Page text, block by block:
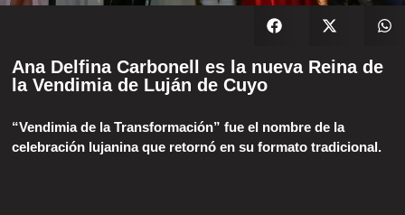
Ana Delfina Carbonell es la nueva Reina de
la Vendimia de Luján de Cuyo
“Vendimia de la Transformación” fue el nombre de la
celebración lujanina que retornó en su formato tradicional.